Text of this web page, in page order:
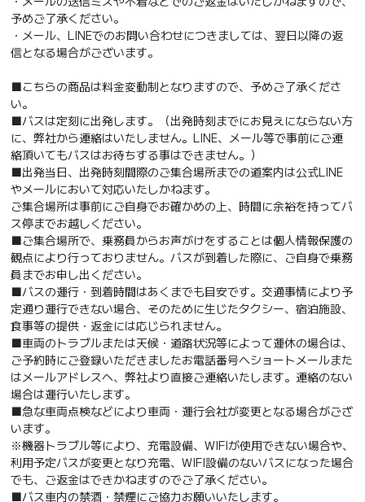
予めご了承ください。
・メール、LINEでのお問い合わせにつきましては、翌日以降の返
信となる場合がございます。
■こちらの商品は料金変動制となりますので、予めご了承くださ
い。
■バスは定刻に出発します。（出発時刻までにお見えにならない方
に、弊社から連絡はいたしません。LINE、メール等で事前にご連
絡頂いてもバスはお待ちする事はできません。）
■出発当日、出発時刻間際のご集合場所までの道案内は公式LINE
やメールにおいて対応いたしかねます。
ご集合場所は事前にご自身でお確かめの上、時間に余裕を持ってバ
ス停までお越しください。
■ご集合場所で、乗務員からお声がけをすることは個人情報保護の
観点により行っておりません。バスが到着した際に、ご自身で乗務
員までお申し出ください。
■バスの運行・到着時間はあくまでも目安です。交通事情により予
定通り運行できない場合、そのために生じたタクシー、宿泊施設、
食事等の提供・返金には応じられません。
■車両のトラブルまたは天候・道路状況等によって運休の場合は、
ご予約時にご登録いただきましたお電話番号へショートメールまた
はメールアドレスへ、弊社より直接ご連絡いたします。連絡のない
場合は運行いたします。
■急な車両点検などにより車両・運行会社が変更となる場合がござ
います。
※機器トラブル等により、充電設備、WIFIが使用できない場合や、
利用予定バスが変更となり充電、WIFI設備のないバスになった場合
でも、ご返金はできかねますのでご了承ください。
■バス車内の禁酒・禁煙にご協力お願いいたします。